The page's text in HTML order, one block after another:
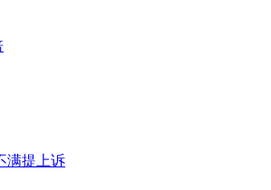
满提上诉